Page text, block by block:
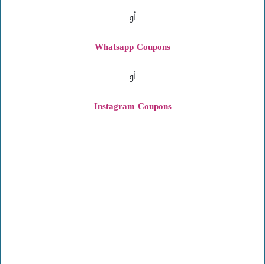
أو
Whatsapp Coupons
أو
Coupons
Instagram